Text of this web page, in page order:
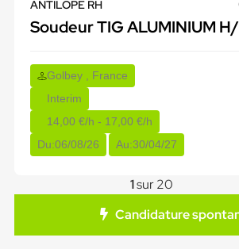
ANTILOPE RH
Soudeur TIG ALUMINIUM
Golbey , France
Interim
14,00 €/h - 17,00 €/h
Du:06/08/26 Au:30/04/27
1sur 20
Candidature